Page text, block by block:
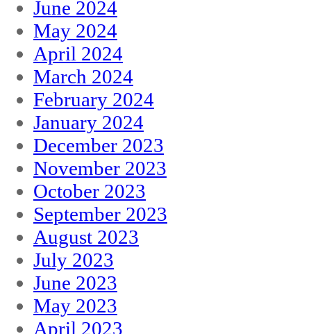
June 2024
May 2024
April 2024
March 2024
February 2024
January 2024
December 2023
November 2023
October 2023
September 2023
August 2023
July 2023
June 2023
May 2023
April 2023